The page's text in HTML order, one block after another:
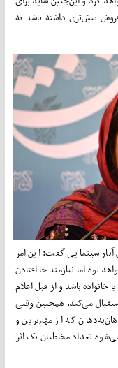
بیش‌تری داشته باشد به
آثار سینمایی گفت: این امر
بود اما نیازمند جا افتادن
باشد و از قبل اعلام
می‌کند. همچنین وقتی
که از مهم‌ترین و
تعداد مخاطبان یک اثر